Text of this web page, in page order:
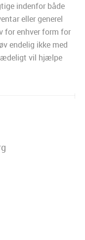
indenfor både
eller generel
for enhver form for
endelig ikke med
vil hjælpe